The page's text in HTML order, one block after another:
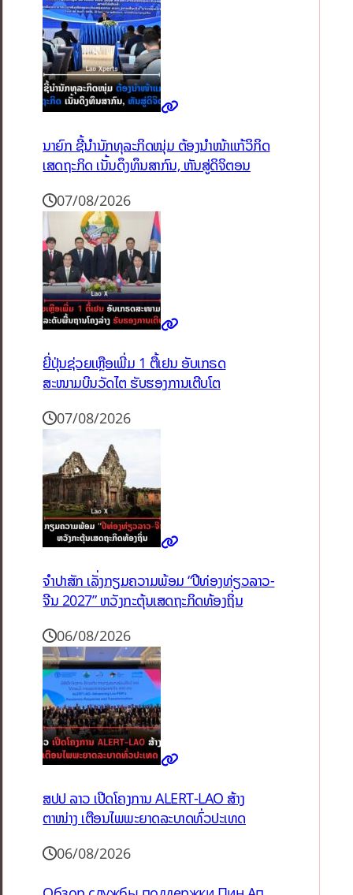
ນາຍົກ ຊີ້ນຳນັກທຸລະກິດໜຸ່ມ ຕ້ອງນຳໜ້າແກ້ວິກິດ
ເສດຖະກິດ ເນັ້ນດຶງທຶນສາກົນ, ຫັນສູ່ດິຈິຕອນ
07/08/2026
ຍີ່ປຸ່ນຊ່ວຍເຫຼືອເພີ່ມ 1 ຕື້ເຢນ ອັບເກຣດ
ສະໜາມບິນວັດໄຕ ຮັບຮອງການເຕີບໂຕ
07/08/2026
ຈຳປາສັກ ເລັ່ງກຽມຄວາມພ້ອມ “ປີທ່ອງທ່ຽວລາວ-
ຈີນ 2027” ຫວັງກະຕຸ້ນເສດຖະກິດທ້ອງຖິ່ນ
06/08/2026
ສປປ ລາວ ເປີດໂຄງການ ALERT-LAO ສ້າງ
ຕາໜ່າງ ເຕືອນໄພພະຍາດລະບາດທົ່ວປະເທດ
06/08/2026